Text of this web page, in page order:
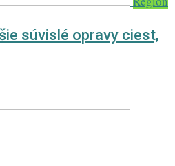
súvislé opravy ciest,